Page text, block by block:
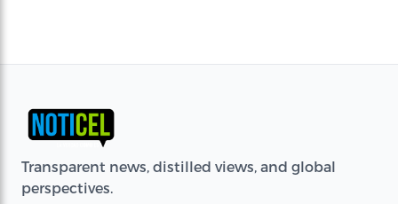
Transparent news, distilled views, and global
perspectives.